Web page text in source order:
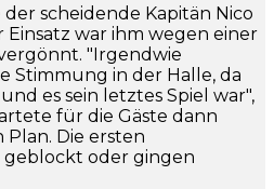
scheidende Kapitän Nico
Einsatz war ihm wegen einer
"Irgendwie
Stimmung in der Halle, da
es sein letztes Spiel war",
für die Gäste dann
Die ersten
oder gingen